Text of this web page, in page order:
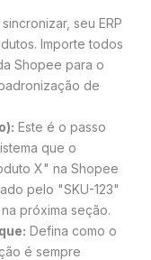
seu ERP
Importe todos
Shopee para o
de
Este é o passo
que o
X" na Shopee
pelo "SKU-123"
próxima seção.
Defina como o
é sempre